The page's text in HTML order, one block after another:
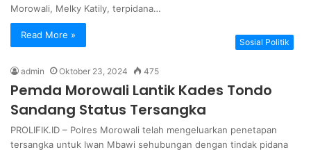
Morowali, Melky Katily, terpidana…
Read More »
Sosial Politik
admin Oktober 23, 2024 475
Pemda Morowali Lantik Kades Tondo
Sandang Status Tersangka
PROLIFIK.ID – Polres Morowali telah mengeluarkan penetapan
tersangka untuk Iwan Mbawi sehubungan dengan tindak pidana